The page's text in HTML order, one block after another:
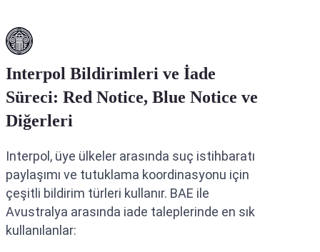
Interpol Bildirimleri ve İade
Süreci: Red Notice, Blue Notice ve
Diğerleri
Interpol, üye ülkeler arasında suç istihbaratı
paylaşımı ve tutuklama koordinasyonu için
çeşitli bildirim türleri kullanır. BAE ile
Avustralya arasında iade taleplerinde en sık
kullanılanlar: